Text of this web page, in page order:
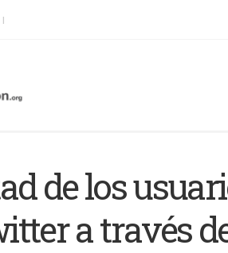
de los
a través